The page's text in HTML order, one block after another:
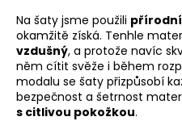
Na šaty jsme použili
okamžitě získá. Tenhle
vzdušný, a protože navíc
něm cítit svěže i během
modalu se šaty přizpůsobí
bezpečnost a šetrnost
s citlivou pokožkou.